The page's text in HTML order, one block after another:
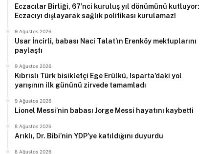
Eczacılar Birliği, 67’nci kuruluş yıl dönümünü kutluyor:
Eczacıyı dışlayarak sağlık politikası kurulamaz!
9 Ağustos 2026
Usar İncirli, babası Naci Talat’ın Erenköy mektuplarını
paylaştı
9 Ağustos 2026
Kıbrıslı Türk bisikletçi Ege Erülkü, Isparta’daki yol
yarışının ilk gününü zirvede tamamladı
9 Ağustos 2026
Lionel Messi’nin babası Jorge Messi hayatını kaybetti
8 Ağustos 2026
Arıklı, Dr. Bibi’nin YDP’ye katıldığını duyurdu
8 Ağustos 2026